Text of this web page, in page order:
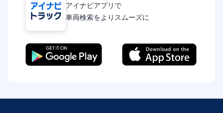
アイナビアプリで
車両検索をよりスムーズに